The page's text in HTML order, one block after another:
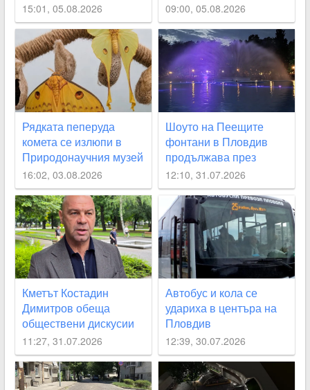
15:01, 05.08.2026 09:00, 05.08.2026
Рядката пеперуда
комета се излюпи в
Природонаучния музей
16:02, 03.08.2026
Шоуто на Пеещите
фонтани в Пловдив
продължава през
август с поредицата
„Открий Пловдив“
12:10, 31.07.2026
Кметът Костадин
Димитров обеща
обществени дискусии
за лифта на
Бунарджика
11:27, 31.07.2026
Автобус и кола се
удариха в центъра на
Пловдив
12:39, 30.07.2026